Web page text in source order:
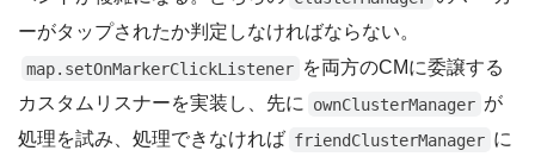
ーがタップされたか判定しなければならない。
map.setOnMarkerClickListener を両方のCMに委譲する
カスタムリスナーを実装し、先に ownClusterManager が
処理を試み、処理できなければ friendClusterManager に